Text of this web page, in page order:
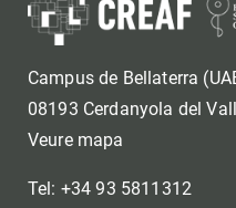
Campus de Bellaterra
08193 Cerdanyola del
Veure mapa
Tel: +34 93 5811312